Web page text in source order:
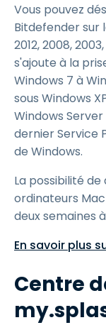
Vous pouvez
Bitdefender sur
2012, 2008,
s'ajoute à la
Windows 7 à
sous Windows
Windows
dernier Service
de Windows.
La possibilité
ordinateurs
deux semaines
En savoir plus
Centre